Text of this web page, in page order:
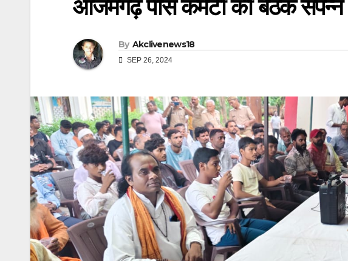
आजमगढ़ पीस कमेटी की बैठक संपन्न
By Akclivenews18
SEP 26, 2024